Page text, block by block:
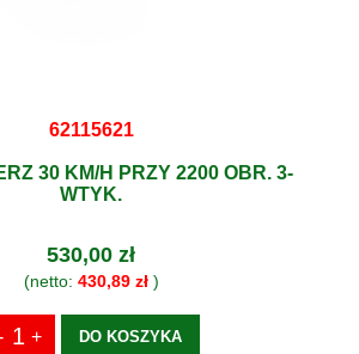
62115621
30 KM/H PRZY 2200 OBR. 3-
WTYK.
530,00 zł
(netto: 430,89 zł)
DO KOSZYKA